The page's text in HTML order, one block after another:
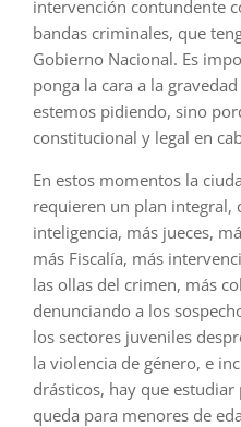
intervención contundente
bandas criminales, que
Gobierno Nacional. Es
ponga la cara a la
estemos pidiendo, sino
constitucional y legal en
En estos momentos la
requieren un plan integral,
inteligencia, más jueces,
más Fiscalía, más
las ollas del crimen, más
denunciando a los
los sectores juveniles
la violencia de género, e
drásticos, hay que
queda para menores de